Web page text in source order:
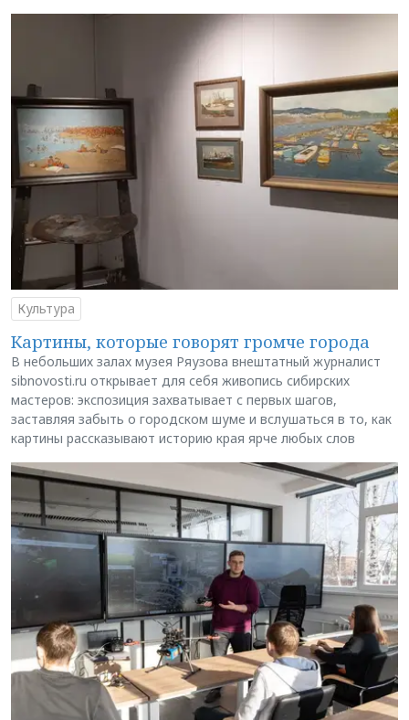
Культура
Картины, которые говорят громче города
В небольших залах музея Ряузова внештатный журналист
sibnovosti.ru открывает для себя живопись сибирских
мастеров: экспозиция захватывает с первых шагов,
заставляя забыть о городском шуме и вслушаться в то, как
картины рассказывают историю края ярче любых слов